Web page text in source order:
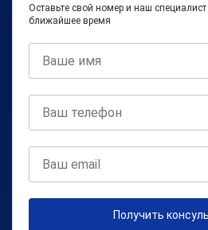
Оставьте свой номер и наш
ближайшее время
Получить